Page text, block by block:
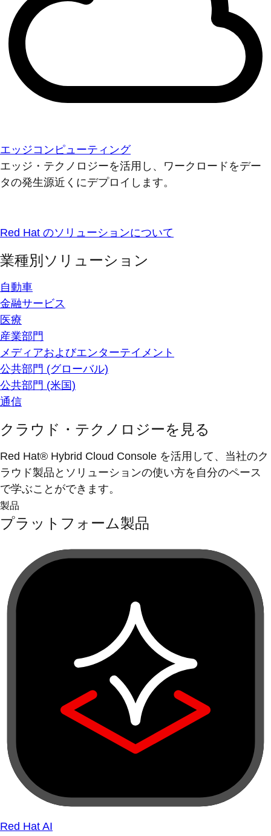
エッジコンピューティング
エッジ・テクノロジーを活用し、ワークロードをデー
タの発生源近くにデプロイします。
Red Hat のソリューションについて
業種別ソリューション
自動車
金融サービス
医療
産業部門
メディアおよびエンターテイメント
公共部門 (グローバル)
公共部門 (米国)
通信
クラウド・テクノロジーを見る
Red Hat® Hybrid Cloud Console を活用して、当社のク
ラウド製品とソリューションの使い方を自分のペース
で学ぶことができます。
製品
プラットフォーム製品
Red Hat AI